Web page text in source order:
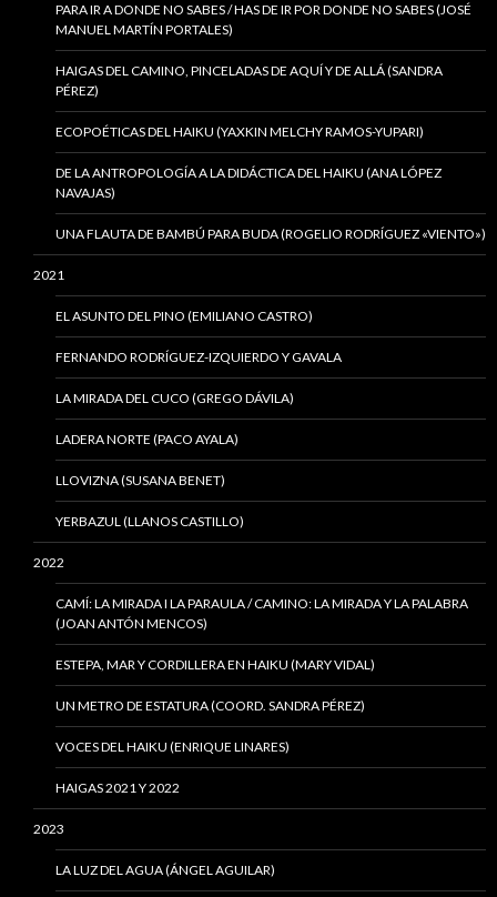
PARA IR A DONDE NO SABES / HAS DE IR POR DONDE NO SABES (JOSÉ
MANUEL MARTÍN PORTALES)
HAIGAS DEL CAMINO, PINCELADAS DE AQUÍ Y DE ALLÁ (SANDRA
PÉREZ)
ECOPOÉTICAS DEL HAIKU (YAXKIN MELCHY RAMOS-YUPARI)
DE LA ANTROPOLOGÍA A LA DIDÁCTICA DEL HAIKU (ANA LÓPEZ
NAVAJAS)
UNA FLAUTA DE BAMBÚ PARA BUDA (ROGELIO RODRÍGUEZ «VIENTO»)
2021
EL ASUNTO DEL PINO (EMILIANO CASTRO)
FERNANDO RODRÍGUEZ-IZQUIERDO Y GAVALA
LA MIRADA DEL CUCO (GREGO DÁVILA)
LADERA NORTE (PACO AYALA)
LLOVIZNA (SUSANA BENET)
YERBAZUL (LLANOS CASTILLO)
2022
CAMÍ: LA MIRADA I LA PARAULA / CAMINO: LA MIRADA Y LA PALABRA
(JOAN ANTÓN MENCOS)
ESTEPA, MAR Y CORDILLERA EN HAIKU (MARY VIDAL)
UN METRO DE ESTATURA (COORD. SANDRA PÉREZ)
VOCES DEL HAIKU (ENRIQUE LINARES)
HAIGAS 2021 Y 2022
2023
LA LUZ DEL AGUA (ÁNGEL AGUILAR)